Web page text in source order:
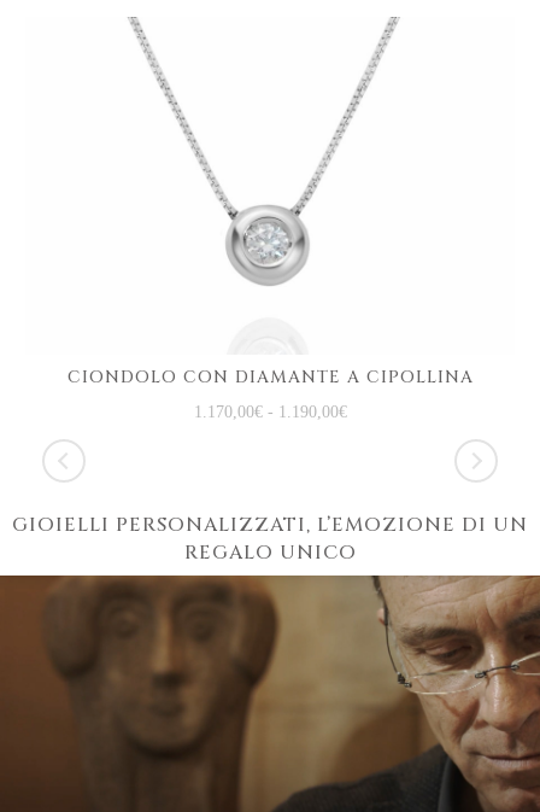
CIONDOLO CON DIAMANTE A CIPOLLINA
1.170,00€ - 1.190,00€
GIOIELLI PERSONALIZZATI, L’EMOZIONE DI UN
REGALO UNICO